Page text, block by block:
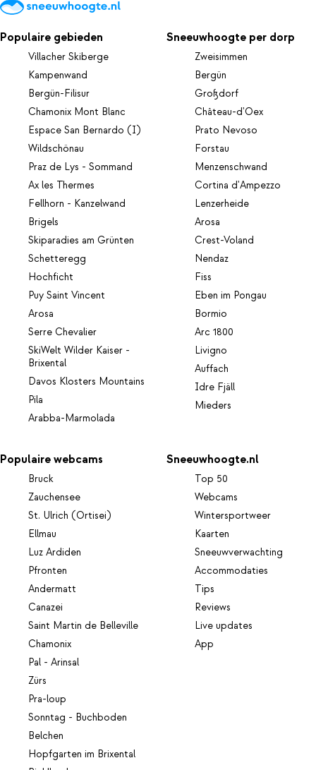
Populaire gebieden
Villacher Skiberge
Kampenwand
Bergün-Filisur
Chamonix Mont Blanc
Espace San Bernardo (I)
Wildschönau
Praz de Lys - Sommand
Ax les Thermes
Fellhorn - Kanzelwand
Brigels
Skiparadies am Grünten
Schetteregg
Hochficht
Puy Saint Vincent
Arosa
Serre Chevalier
SkiWelt Wilder Kaiser -
Brixental
Davos Klosters Mountains
Pila
Arabba-Marmolada
Sneeuwhoogte per dorp
Zweisimmen
Bergün
Großdorf
Château-d'Oex
Prato Nevoso
Forstau
Menzenschwand
Cortina d'Ampezzo
Lenzerheide
Arosa
Crest-Voland
Nendaz
Fiss
Eben im Pongau
Bormio
Arc 1800
Livigno
Auffach
Idre Fjäll
Mieders
Populaire webcams
Bruck
Zauchensee
St. Ulrich (Ortisei)
Ellmau
Luz Ardiden
Pfronten
Andermatt
Canazei
Saint Martin de Belleville
Chamonix
Pal - Arinsal
Zürs
Pra-loup
Sonntag - Buchboden
Belchen
Hopfgarten im Brixental
Sneeuwhoogte.nl
Top 50
Webcams
Wintersportweer
Kaarten
Sneeuwverwachting
Accommodaties
Tips
Reviews
Live updates
App